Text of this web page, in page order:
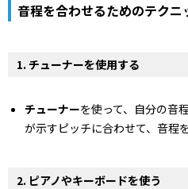
音程を合わせるためのテクニ
1. チューナーを使用する
チューナーを使って、自分の音
が示すピッチに合わせて、音程
2. ピアノやキーボードを使う